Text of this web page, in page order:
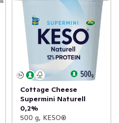
Cottage Cheese
Supermini Naturell
0,2%
500 g, KESO®